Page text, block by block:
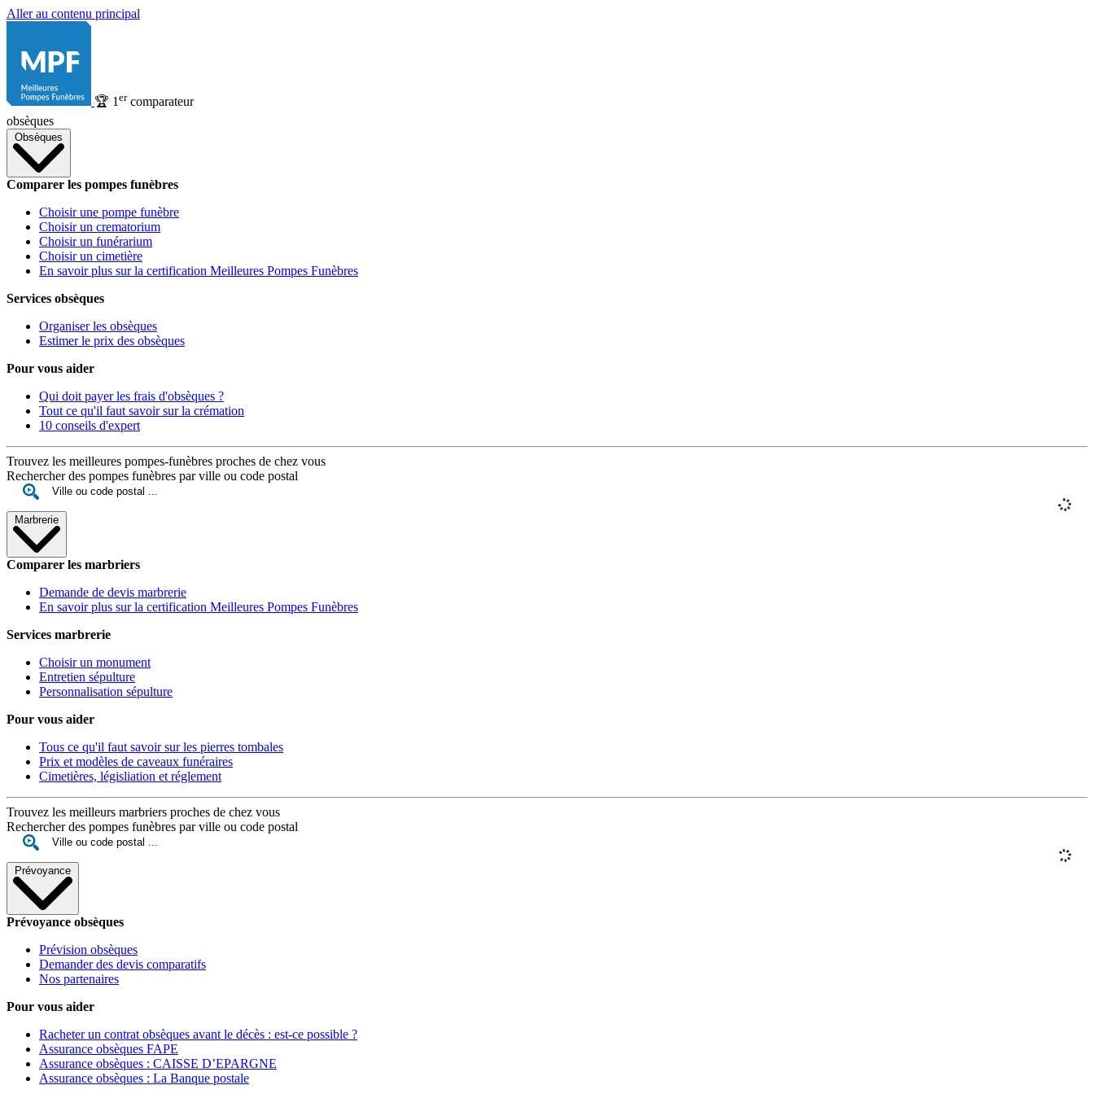
Aller au contenu principal
🏆 1 ercomparateur
obsèques
Obsèques
Comparer les pompes funèbres
Choisir une pompe funèbre
Choisir un crematorium
Choisir un funérarium
Choisir un cimetière
En savoir plus sur la certification Meilleures Pompes Funèbres
Services obsèques
Organiser les obsèques
Estimer le prix des obsèques
Pour vous aider
Qui doit payer les frais d'obsèques ?
Tout ce qu'il faut savoir sur la crémation
10 conseils d'expert
Trouvez les meilleures pompes-funèbres proches de chez vous
Rechercher des pompes funèbres par ville ou code postal
Marbrerie
Comparer les marbriers
Demande de devis marbrerie
En savoir plus sur la certification Meilleures Pompes Funèbres
Services marbrerie
Choisir un monument
Entretien sépulture
Personnalisation sépulture
Pour vous aider
Tous ce qu'il faut savoir sur les pierres tombales
Prix et modèles de caveaux funéraires
Cimetières, législiation et réglement
Trouvez les meilleurs marbriers proches de chez vous
Rechercher des pompes funèbres par ville ou code postal
Prévoyance
Prévoyance obsèques
Prévision obsèques
Demander des devis comparatifs
Nos partenaires
Pour vous aider
Racheter un contrat obsèques avant le décès : est-ce possible ?
Assurance obsèques FAPE
Assurance obsèques : CAISSE D’EPARGNE
Assurance obsèques : La Banque postale